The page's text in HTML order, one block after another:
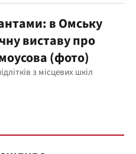
в Омську
виставу про
(фото)
з місцевих шкіл